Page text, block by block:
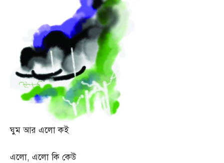
ঘুম আর এলো কই
এলো, এলো কি কেউ